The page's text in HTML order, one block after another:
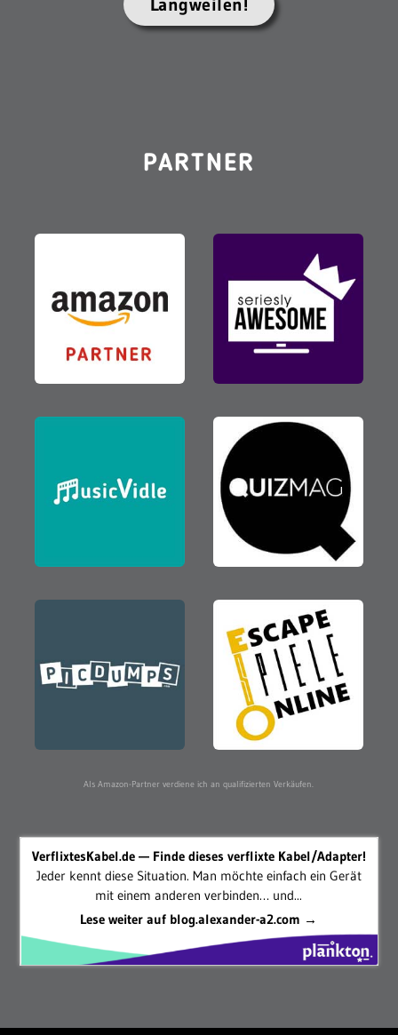
Langweilen!
PARTNER
Als Amazon-Partner verdiene ich an qualifizierten Verkäufen.
VerflixtesKabel.de — Finde dieses verflixte Kabel/Adapter!
Jeder kennt diese Situation. Man möchte einfach ein Gerät
mit einem anderen verbinden… und...
Lese weiter auf blog.alexander-a2.com →